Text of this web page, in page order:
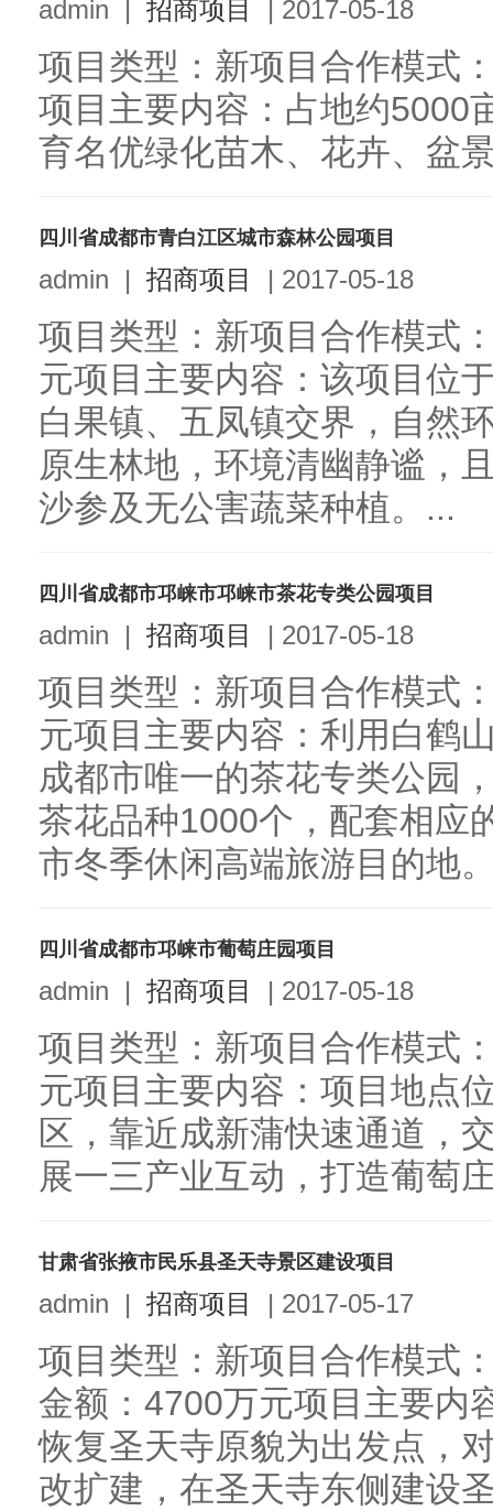
admin 招商项目 2017-05-18
项目类型：新项目合作模式
项目主要内容：占地约5000
育名优绿化苗木、花卉、盆
四川省成都市青白江区城市森林公园项目
admin | 招商项目 | 2017-05-18
项目类型：新项目合作模式
元项目主要内容：该项目位
白果镇、五凤镇交界，自然
原生林地，环境清幽静谧，
沙参及无公害蔬菜种植。...
四川省成都市邛崃市邛崃市茶花专类公园项目
admin | 招商项目 | 2017-05-18
项目类型：新项目合作模式
元项目主要内容：利用白鹤
成都市唯一的茶花专类公园
茶花品种1000个，配套相应
市冬季休闲高端旅游目的地
四川省成都市邛崃市葡萄庄园项目
admin | 招商项目 | 2017-05-18
项目类型：新项目合作模式
元项目主要内容：项目地点
区，靠近成新蒲快速通道，
展一三产业互动，打造葡萄
甘肃省张掖市民乐县圣天寺景区建设项目
admin | 招商项目 | 2017-05-17
项目类型：新项目合作模式
金额：4700万元项目主要内
恢复圣天寺原貌为出发点，
改扩建，在圣天寺东侧建设